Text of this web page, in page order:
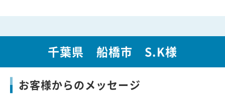
千葉県 船橋市 S.K様
お客様からのメッセージ